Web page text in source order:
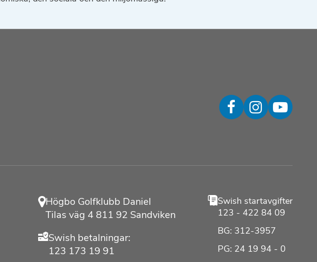
Högbo Golfklubb Daniel
Tilas väg 4 811 92 Sandviken
Swish betalningar:
123 173 19 91
Swish startavgifter
123 - 422 84 09
BG: 312-3957
PG: 24 19 94 - 0